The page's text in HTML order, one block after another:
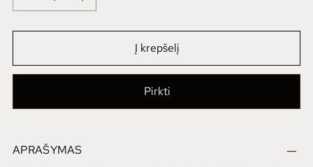
Į krepšelį
Pirkti
APRAŠYMAS